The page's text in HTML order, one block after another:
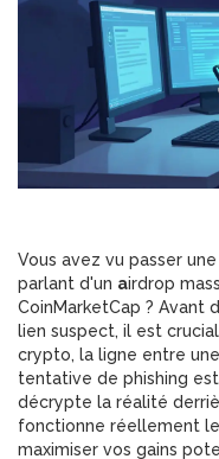
Vous avez vu passer
parlant d'un airdrop
CoinMarketCap ? Avant
lien suspect, il est
crypto, la ligne entre
tentative de phishing
décrypte la réalité
fonctionne réellement
maximiser vos gains